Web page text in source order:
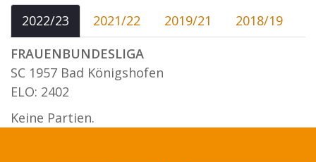
2022/23 2021/22 2019/21
2018/19
FRAUENBUNDESLIGA
SC 1957 Bad Königshofen
ELO: 2402
Keine Partien.